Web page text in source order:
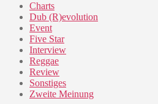
Charts
Dub (R)evolution
Event
Five Star
Interview
Reggae
Review
Sonstiges
Zweite Meinung